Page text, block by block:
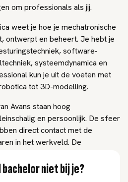
om professionals als jij.
weet je hoe je mechatronische
ontwerpt en beheert. Je hebt je
software-
systeemdynamica en
kun je uit de voeten met
tot 3D-modelling.
Avans staan hoog
en persoonlijk. De sfeer
direct contact met de
in het werkveld. De
ontwikkeld en sluit daardoor
Je combineert werkplekleren met
niet bij je?